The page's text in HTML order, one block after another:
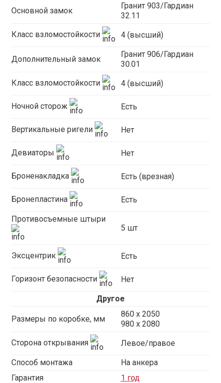
Основной замок
Гранит 903/Гардиан
32.11
Класс взломостойкости 4 (высший)
Дополнительный замок
Гранит 906/Гардиан
30.01
Класс взломостойкости 4 (высший)
Ночной сторож Есть
Вертикальные ригели Нет
Девиаторы Нет
Броненакладка Есть (врезная)
Бронепластина Есть
Противосъемные штыри
5 шт
Эксцентрик Есть
Горизонт безопасности Нет
Другое
Размеры по коробке, мм
860 х 2050
980 x 2080
Сторона открывания Левое/правое
Способ монтажа
На анкера
Гарантия
1 год